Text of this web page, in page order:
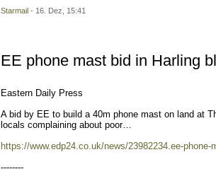
Starmail - 16. Dez, 15:41
EE phone mast bid in Harling
Eastern Daily Press
A bid by EE to build a 40m phone mast on land at
locals complaining about poor…
https://www.edp24.co.uk/news/23982234.ee-
--------